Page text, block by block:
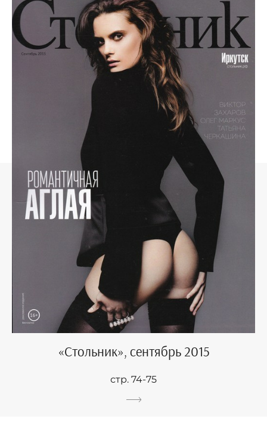
«Стольник», сентябрь 2015
стр. 74-75